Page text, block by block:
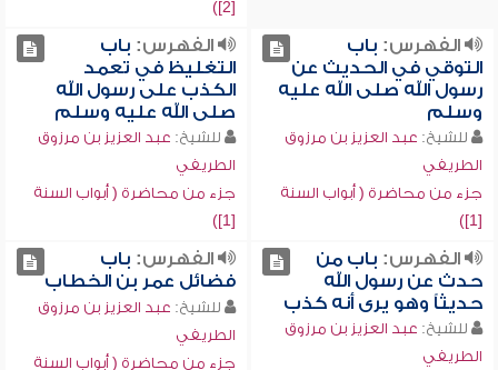
[2])
الفهرس: باب
التوقي في الحديث عن
رسول الله صلى الله عليه
وسلم
للشيخ: عبد العزيز بن مرزوق
الطريفي
جزء من محاضرة ( أبواب السنة
[1])
الفهرس: باب
التغليظ في تعمد
الكذب على رسول الله
صلى الله عليه وسلم
للشيخ: عبد العزيز بن مرزوق
الطريفي
جزء من محاضرة ( أبواب السنة
[1])
الفهرس: باب من
حدث عن رسول الله
حديثاً وهو يرى أنه كذب
للشيخ: عبد العزيز بن مرزوق
الطريفي
الفهرس: باب
فضائل عمر بن الخطاب
للشيخ: عبد العزيز بن مرزوق
الطريفي
جزء من محاضرة ( أبواب السنة